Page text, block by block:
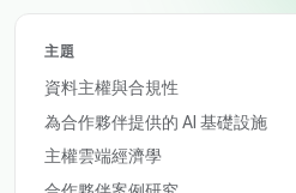
主題
資料主權與合規性
為合作夥伴提供的 AI 基礎設施
主權雲端經濟學